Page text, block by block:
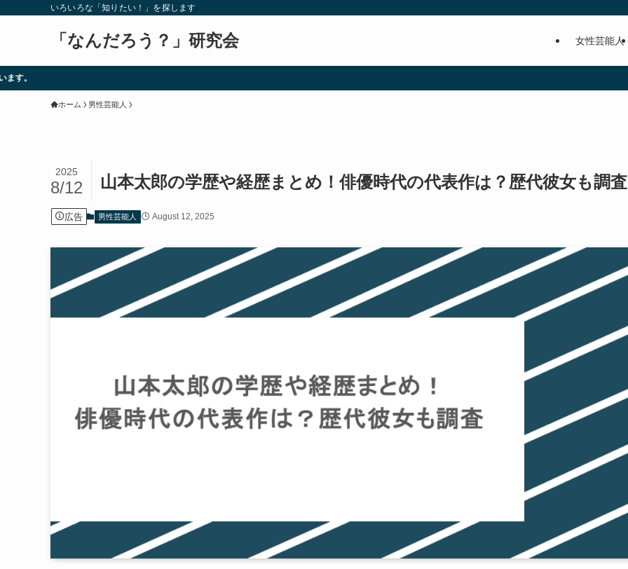
いろいろな「知りたい！」を探します
「なんだろう？」研究会 女性芸能人
ホーム 男性芸能人
山本太郎の学歴や経歴まとめ！俳優時代の代表作は？歴代彼女も調査
2025
8/12
広告 男性芸能人 August 12, 2025